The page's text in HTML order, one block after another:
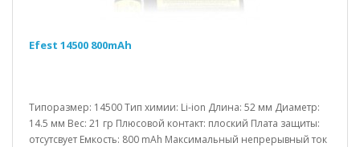
Efest 14500 800mAh
Типоразмер: 14500 Тип химии: Li-ion Длина: 52 мм Диаметр:
14.5 мм Вес: 21 гр Плюсовой контакт: плоский Плата защиты:
отсутсвует Емкость: 800 mAh Максимальный непрерывный ток